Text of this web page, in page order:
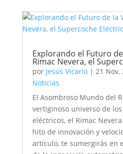
Explorando el Futuro
Rimac Nevera, el
por Jesús Vicario| 21 Nov,
Noticias
El Asombroso Mundo del
vertiginoso universo de
eléctricos, el Rimac
hito de innovación y
artículo, te sumergirás en